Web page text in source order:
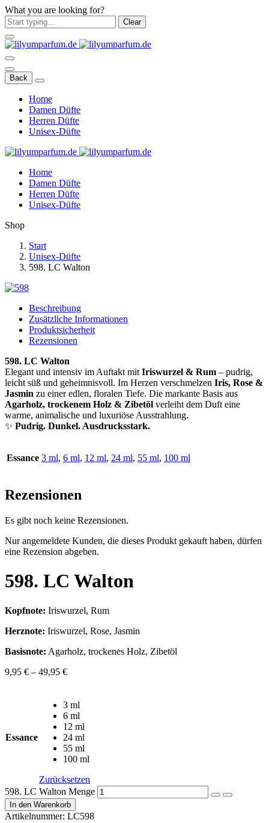
What you are looking for?
Clear
Back
Home
Damen Düfte
Herren Düfte
Unisex-Düfte
Home
Damen Düfte
Herren Düfte
Unisex-Düfte
Shop
Start
Unisex-Düfte
598. LC Walton
Beschreibung
Zusätzliche Informationen
Produktsicherheit
Rezensionen
598. LC Walton
Elegant und intensiv im Auftakt mit Iriswurzel & Rum – pudrig,
leicht süß und geheimnisvoll. Im Herzen verschmelzen Iris, Rose &
Jasmin zu einer edlen, floralen Tiefe. Die markante Basis aus
Agarholz, trockenem Holz & Zibetöl verleiht dem Duft eine
warme, animalische und luxuriöse Ausstrahlung.
✨ Pudrig. Dunkel. Ausdrucksstark.
Essance 3 ml, 6 ml, 12 ml, 24 ml, 55 ml, 100 ml
Rezensionen
Es gibt noch keine Rezensionen.
Nur angemeldete Kunden, die dieses Produkt gekauft haben, dürfen
eine Rezension abgeben.
598. LC Walton
Kopfnote: Iriswurzel, Rum
Herznote: Iriswurzel, Rose, Jasmin
Basisnote: Agarholz, trockenes Holz, Zibetöl
9,95 € – 49,95 €
Essance
3 ml
6 ml
12 ml
24 ml
55 ml
100 ml
Zurücksetzen
598. LC Walton Menge
In den Warenkorb
Artikelnummer: LC598